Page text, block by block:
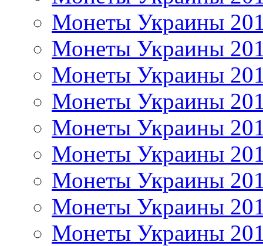
Монеты Украины
Монеты Украины
Монеты Украины
Монеты Украины
Монеты Украины
Монеты Украины
Монеты Украины
Монеты Украины
Монеты Украины